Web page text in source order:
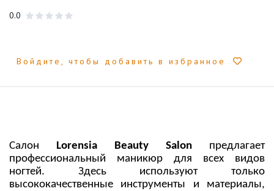
0.0
Войдите, чтобы добавить в избранное
Салон Lorensia Beauty Salon предлагает
профессиональный маникюр для всех видов
ногтей. Здесь используют только
высококачественные инструменты и материалы,